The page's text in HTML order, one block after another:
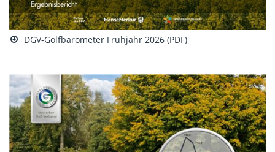
DGV-Golfbarometer Frühjahr 2026 (PDF)